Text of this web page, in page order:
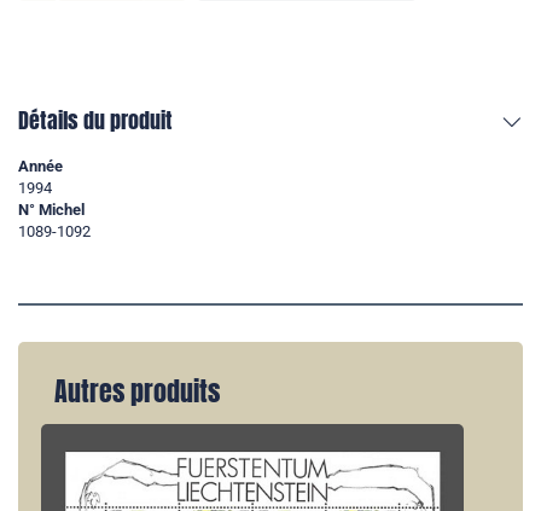
Détails du produit
Année
1994
N° Michel
1089-1092
Autres produits